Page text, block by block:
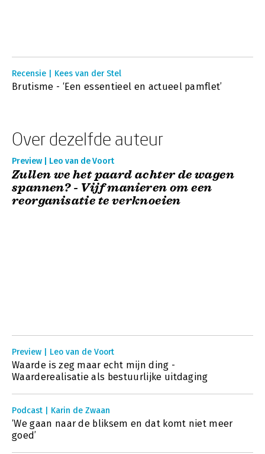
Recensie | Kees van der Stel
Brutisme - ‘Een essentieel en actueel pamflet’
Over dezelfde auteur
Preview | Leo van de Voort
Zullen we het paard achter de wagen
spannen? - Vijf manieren om een
reorganisatie te verknoeien
Preview | Leo van de Voort
Waarde is zeg maar echt mijn ding -
Waarderealisatie als bestuurlijke uitdaging
Podcast | Karin de Zwaan
‘We gaan naar de bliksem en dat komt niet meer
goed’